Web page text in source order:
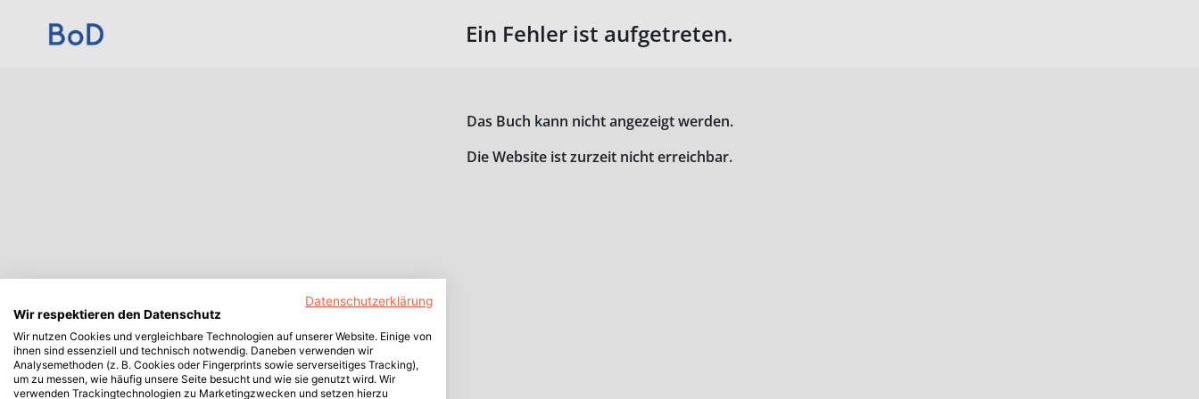
Ein Fehler ist aufgetreten.
Das Buch kann nicht angezeigt werden.
Die Website ist zurzeit nicht erreichbar.
Datenschutzerklärung
Wir respektieren den Datenschutz
Wir nutzen Cookies und vergleichbare Technologien auf unserer Website. Einige von
ihnen sind essenziell und technisch notwendig. Daneben verwenden wir
Analysemethoden (z. B. Cookies oder Fingerprints sowie serverseitiges Tracking),
um zu messen, wie häufig unsere Seite besucht und wie sie genutzt wird. Wir
verwenden Trackingtechnologien zu Marketingzwecken und setzen hierzu